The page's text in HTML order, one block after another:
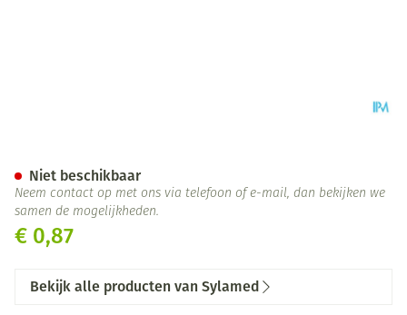
€ 0,87
Niet beschikbaar
Neem contact op met ons via telefoon of e-mail, dan bekijken we
samen de mogelijkheden.
Bekijk alle producten van Sylamed